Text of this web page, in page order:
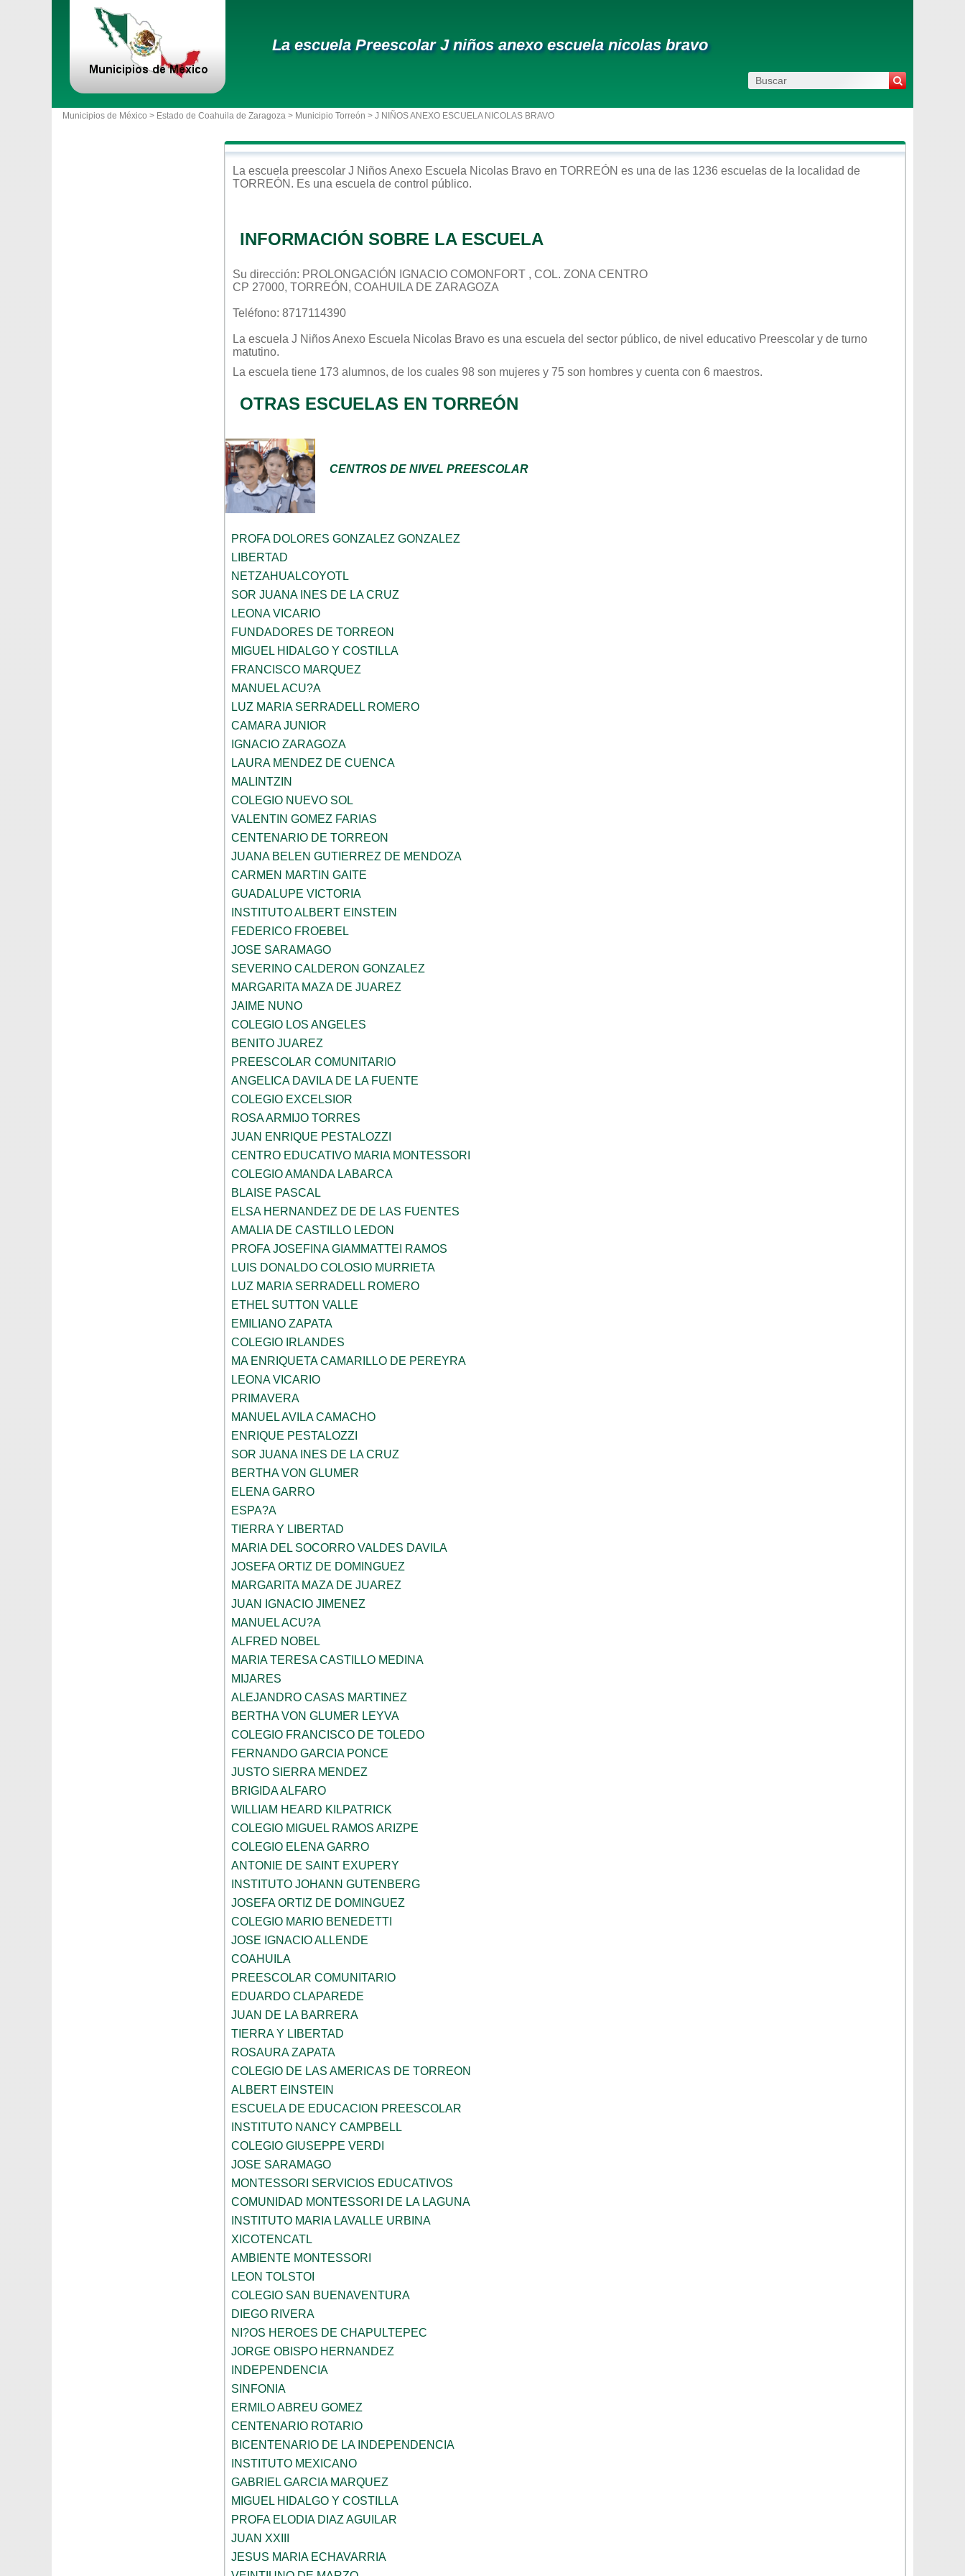
La escuela Preescolar J niños anexo escuela nicolas bravo
Municipios de México > Estado de Coahuila de Zaragoza > Municipio Torreón > J NIÑOS ANEXO ESCUELA NICOLAS BRAVO
La escuela preescolar J Niños Anexo Escuela Nicolas Bravo en TORREÓN es una de las 1236 escuelas de la localidad de
TORREÓN . Es una escuela de control público.
INFORMACIÓN SOBRE LA ESCUELA
Su dirección: PROLONGACIÓN IGNACIO COMONFORT , COL. ZONA CENTRO
CP 27000, TORREÓN, COAHUILA DE ZARAGOZA
Teléfono: 8717114390
La escuela J Niños Anexo Escuela Nicolas Bravo es una escuela del sector público, de nivel educativo Preescolar y de turno
matutino.
La escuela tiene 173 alumnos, de los cuales 98 son mujeres y 75 son hombres y cuenta con 6 maestros.
OTRAS ESCUELAS EN TORREÓN
CENTROS DE NIVEL PREESCOLAR
PROFA DOLORES GONZALEZ GONZALEZ
LIBERTAD
NETZAHUALCOYOTL
SOR JUANA INES DE LA CRUZ
LEONA VICARIO
FUNDADORES DE TORREON
MIGUEL HIDALGO Y COSTILLA
FRANCISCO MARQUEZ
MANUEL ACU?A
LUZ MARIA SERRADELL ROMERO
CAMARA JUNIOR
IGNACIO ZARAGOZA
LAURA MENDEZ DE CUENCA
MALINTZIN
COLEGIO NUEVO SOL
VALENTIN GOMEZ FARIAS
CENTENARIO DE TORREON
JUANA BELEN GUTIERREZ DE MENDOZA
CARMEN MARTIN GAITE
GUADALUPE VICTORIA
INSTITUTO ALBERT EINSTEIN
FEDERICO FROEBEL
JOSE SARAMAGO
SEVERINO CALDERON GONZALEZ
MARGARITA MAZA DE JUAREZ
JAIME NUNO
COLEGIO LOS ANGELES
BENITO JUAREZ
PREESCOLAR COMUNITARIO
ANGELICA DAVILA DE LA FUENTE
COLEGIO EXCELSIOR
ROSA ARMIJO TORRES
JUAN ENRIQUE PESTALOZZI
CENTRO EDUCATIVO MARIA MONTESSORI
COLEGIO AMANDA LABARCA
BLAISE PASCAL
ELSA HERNANDEZ DE DE LAS FUENTES
AMALIA DE CASTILLO LEDON
PROFA JOSEFINA GIAMMATTEI RAMOS
LUIS DONALDO COLOSIO MURRIETA
LUZ MARIA SERRADELL ROMERO
ETHEL SUTTON VALLE
EMILIANO ZAPATA
COLEGIO IRLANDES
MA ENRIQUETA CAMARILLO DE PEREYRA
LEONA VICARIO
PRIMAVERA
MANUEL AVILA CAMACHO
ENRIQUE PESTALOZZI
SOR JUANA INES DE LA CRUZ
BERTHA VON GLUMER
ELENA GARRO
ESPA?A
TIERRA Y LIBERTAD
MARIA DEL SOCORRO VALDES DAVILA
JOSEFA ORTIZ DE DOMINGUEZ
MARGARITA MAZA DE JUAREZ
JUAN IGNACIO JIMENEZ
MANUEL ACU?A
ALFRED NOBEL
MARIA TERESA CASTILLO MEDINA
MIJARES
ALEJANDRO CASAS MARTINEZ
BERTHA VON GLUMER LEYVA
COLEGIO FRANCISCO DE TOLEDO
FERNANDO GARCIA PONCE
JUSTO SIERRA MENDEZ
BRIGIDA ALFARO
WILLIAM HEARD KILPATRICK
COLEGIO MIGUEL RAMOS ARIZPE
COLEGIO ELENA GARRO
ANTONIE DE SAINT EXUPERY
INSTITUTO JOHANN GUTENBERG
JOSEFA ORTIZ DE DOMINGUEZ
COLEGIO MARIO BENEDETTI
JOSE IGNACIO ALLENDE
COAHUILA
PREESCOLAR COMUNITARIO
EDUARDO CLAPAREDE
JUAN DE LA BARRERA
TIERRA Y LIBERTAD
ROSAURA ZAPATA
COLEGIO DE LAS AMERICAS DE TORREON
ALBERT EINSTEIN
ESCUELA DE EDUCACION PREESCOLAR
INSTITUTO NANCY CAMPBELL
COLEGIO GIUSEPPE VERDI
JOSE SARAMAGO
MONTESSORI SERVICIOS EDUCATIVOS
COMUNIDAD MONTESSORI DE LA LAGUNA
INSTITUTO MARIA LAVALLE URBINA
XICOTENCATL
AMBIENTE MONTESSORI
LEON TOLSTOI
COLEGIO SAN BUENAVENTURA
DIEGO RIVERA
NI?OS HEROES DE CHAPULTEPEC
JORGE OBISPO HERNANDEZ
INDEPENDENCIA
SINFONIA
ERMILO ABREU GOMEZ
CENTENARIO ROTARIO
BICENTENARIO DE LA INDEPENDENCIA
INSTITUTO MEXICANO
GABRIEL GARCIA MARQUEZ
MIGUEL HIDALGO Y COSTILLA
PROFA ELODIA DIAZ AGUILAR
JUAN XXIII
JESUS MARIA ECHAVARRIA